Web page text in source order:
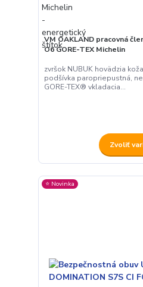
VM OAKLAND pracovná
O6 GORE-TEX Michelin
zvršok NUBUK hovädzia
podšívka paropriepustná,
GORE-TEX® vkladacia...
Zvoliť
⭐️ Novinka